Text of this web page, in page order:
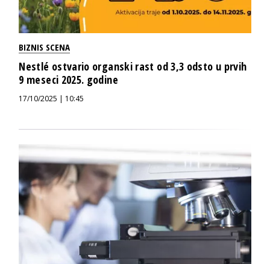
BIZNIS SCENA
Nestlé ostvario organski rast od 3,3 odsto u prvih
9 meseci 2025. godine
17/10/2025 | 10:45